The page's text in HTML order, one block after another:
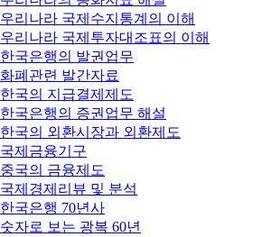
우리나라 국제수지통계의 이해
우리나라 국제투자대조표의 이해
한국은행의 발권업무
화폐관련 발간자료
한국의 지급결제제도
한국은행의 증권업무 해설
한국의 외환시장과 외환제도
국제금융기구
중국의 금융제도
국제경제리뷰 및 분석
한국은행 70년사
숫자로 보는 광복 60년